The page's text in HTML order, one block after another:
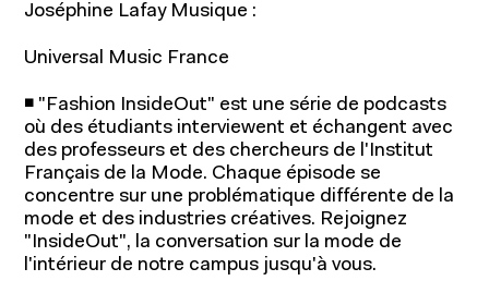
Programmes pour étudiants
Programmes pour professionnels
Recherche et expertise
Joséphine Lafay Musique :
Universal Music France
◾ "Fashion InsideOut" est une série de podcasts
où des étudiants interviewent et échangent avec
des professeurs et des chercheurs de l'Institut
Français de la Mode. Chaque épisode se
concentre sur une problématique différente de la
mode et des industries créatives. Rejoignez
"InsideOut", la conversation sur la mode de
l'intérieur de notre campus jusqu'à vous.